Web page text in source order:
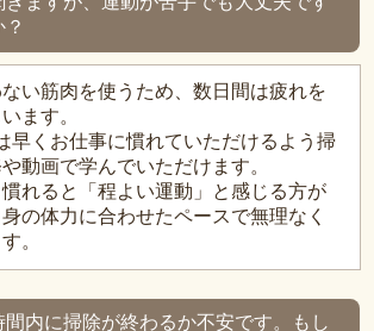
？
い筋肉を使うため、数日間は疲れを
ます。
早くお仕事に慣れていただけるよう掃
動画で学んでいただけます。
れると「程よい運動」と感じる方が
の体力に合わせたペースで無理なく
。
間内に掃除が終わるか不安です。もし